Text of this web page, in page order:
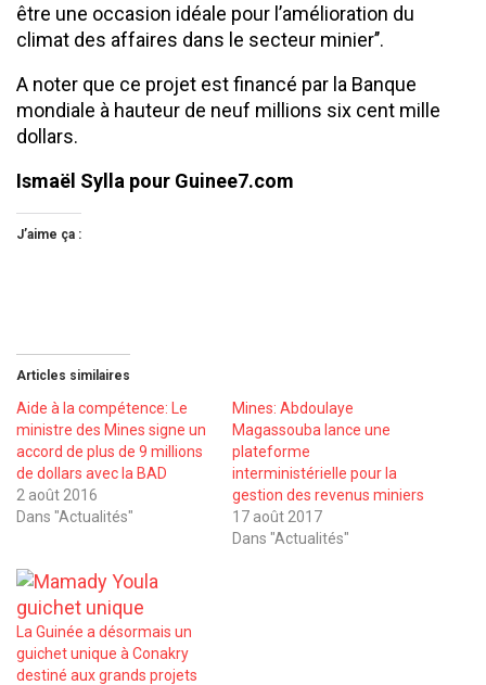
être une occasion idéale pour l’amélioration du
climat des affaires dans le secteur minier’’.
A noter que ce projet est financé par la Banque
mondiale à hauteur de neuf millions six cent mille
dollars.
Ismaël Sylla pour Guinee7.com
J’aime ça :
Articles similaires
Aide à la compétence: Le
ministre des Mines signe un
accord de plus de 9 millions
de dollars avec la BAD
2 août 2016
Dans "Actualités"
Mines: Abdoulaye
Magassouba lance une
plateforme
interministérielle pour la
gestion des revenus miniers
17 août 2017
Dans "Actualités"
La Guinée a désormais un
guichet unique à Conakry
destiné aux grands projets